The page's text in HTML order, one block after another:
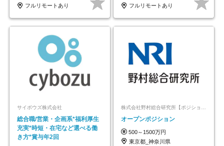
フルリモートあり
フルリモートあり
サイボウズ株式会社
総合職/営業・企画系*福利厚生
充実*時短・在宅など選べる働
き方*賞与年2回
オープンポジション
500～1500万円
東京都_神奈川県